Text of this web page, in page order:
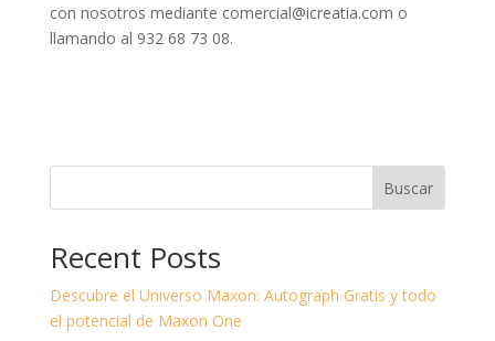
con nosotros mediante comercial@icreatia.com o
llamando al 932 68 73 08.
Buscar
Recent Posts
Descubre el Universo Maxon: Autograph Gratis y todo
el potencial de Maxon One